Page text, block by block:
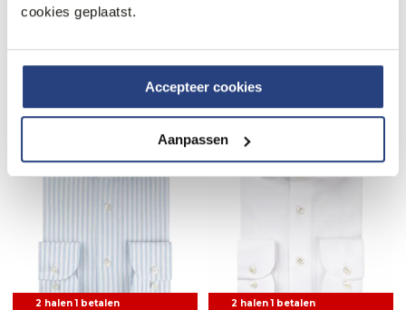
cookies geplaatst.
Accepteer cookies
Aanpassen
Profuomo Dress Shirt
129,95
2 halen 1 betalen 2 halen 1 betalen